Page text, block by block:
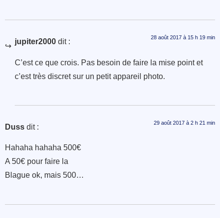
jupiter2000 dit : 28 août 2017 à 15 h 19 min
C’est ce que crois. Pas besoin de faire la mise point et
c’est très discret sur un petit appareil photo.
Duss dit : 29 août 2017 à 2 h 21 min
Hahaha hahaha 500€
A 50€ pour faire la
Blague ok, mais 500…